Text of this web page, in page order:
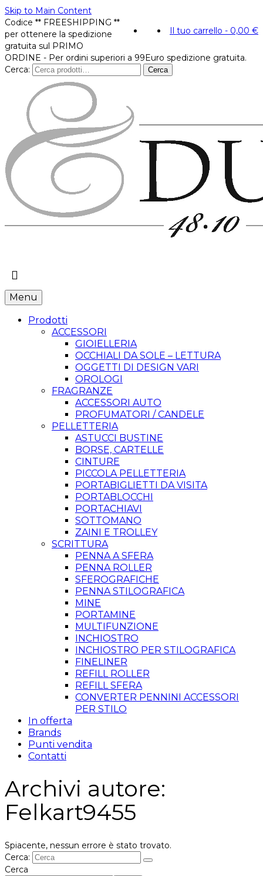
Skip to Main Content
Il tuo carrello - 0,00 €
Codice ** FREESHIPPING **
per ottenere la spedizione
gratuita sul PRIMO
ORDINE - Per ordini superiori a 99Euro spedizione gratuita.
Cerca:
Cerca
Menu
Prodotti
ACCESSORI
GIOIELLERIA
OCCHIALI DA SOLE – LETTURA
OGGETTI DI DESIGN VARI
OROLOGI
FRAGRANZE
ACCESSORI AUTO
PROFUMATORI / CANDELE
PELLETTERIA
ASTUCCI BUSTINE
BORSE, CARTELLE
CINTURE
PICCOLA PELLETTERIA
PORTABIGLIETTI DA VISITA
PORTABLOCCHI
PORTACHIAVI
SOTTOMANO
ZAINI E TROLLEY
SCRITTURA
PENNA A SFERA
PENNA ROLLER
SFEROGRAFICHE
PENNA STILOGRAFICA
MINE
PORTAMINE
MULTIFUNZIONE
INCHIOSTRO
INCHIOSTRO PER STILOGRAFICA
FINELINER
REFILL ROLLER
REFILL SFERA
CONVERTER PENNINI ACCESSORI
PER STILO
In offerta
Brands
Punti vendita
Contatti
Archivi autore:
Felkart9455
Spiacente, nessun errore è stato trovato.
Cerca:
Cerca